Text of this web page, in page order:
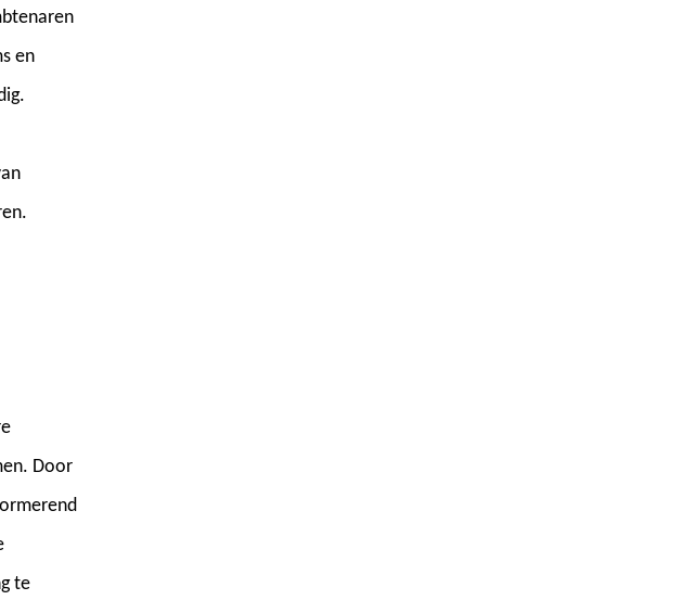
en
Door
te